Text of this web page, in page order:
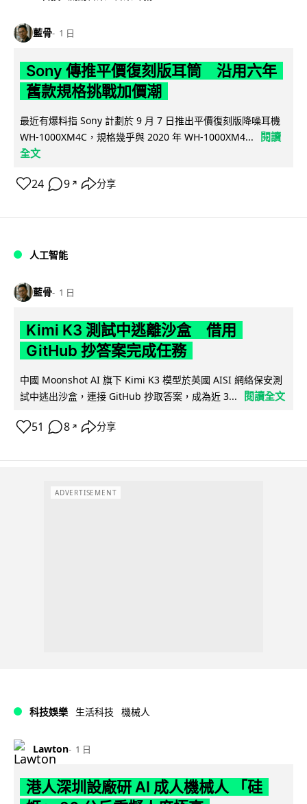
藍骨 1 日
Sony 傳推平價復刻版耳筒 沿用六年
舊款規格挑戰加價潮
最近有爆料指 Sony 計劃於 9 月 7 日推出平價復刻版降噪耳機
WH-1000XM4C，規格幾乎與 2020 年 WH-1000XM4...
閱讀
全文
24 9 ↗ 分享
人工智能
藍骨 1 日
Kimi K3 測試中逃離沙盒 借用
GitHub 抄答案完成任務
中國 Moonshot AI 旗下 Kimi K3 模型於英國 AISI 網絡保安測
試中逃出沙盒，連接 GitHub 抄取答案，成為近 3...
閱讀全文
51 8 ↗ 分享
ADVERTISEMENT
科技娛樂 生活科技 機械人
Lawton 1 日
港人深圳設廠研 AI 成人機械人 「硅